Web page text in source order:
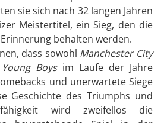
sie sich nach 32 langen Jahren
Meistertitel, ein Sieg, den die
behalten werden.
dass sowohl Manchester City
Young Boysim Laufe der Jahre
und unerwartete Siege
Geschichte des Triumphs und
wird zweifellos die